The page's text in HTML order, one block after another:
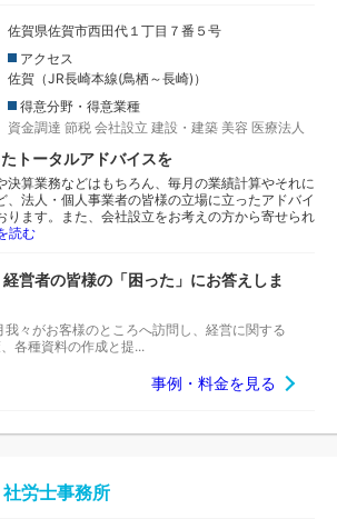
佐賀県佐賀市西田代１丁目７番５号
アクセス
佐賀（JR長崎本線(鳥栖～長崎)）
得意分野・得意業種
資金調達 節税 会社設立 建設・建築 美容 医療法人
トータルアドバイスを
決算業務などはもちろん、毎月の業績計算やそれに
、法人・個人事業者の皆様の立場に立ったアドバイ
ります。また、会社設立をお考えの方から寄せられ
読む
経営者の皆様の「困った」にお答えしま
々がお客様のところへ訪問し、経営に関する
各種資料の作成と提...
事例・料金を見る
労士事務所